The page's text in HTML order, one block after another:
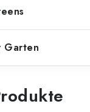
Garten